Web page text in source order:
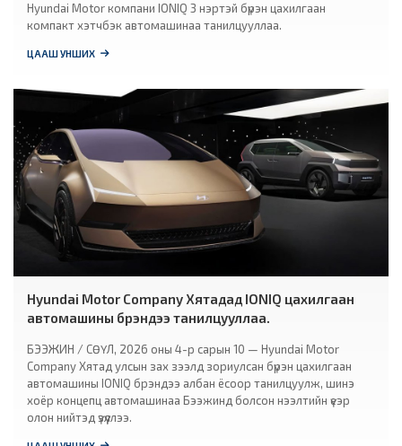
Hyundai Motor компани IONIQ 3 нэртэй бүрэн цахилгаан
компакт хэтчбэк автомашинаа танилцууллаа.
ЦААШ УНШИХ
Hyundai Motor Company Хятадад IONIQ цахилгаан
автомашины брэндээ танилцууллаа.
БЭЭЖИН / СӨҮЛ, 2026 оны 4-р сарын 10 — Hyundai Motor
Company Хятад улсын зах зээлд зориулсан бүрэн цахилгаан
автомашины IONIQ брэндээ албан ёсоор танилцуулж, шинэ
хоёр концепц автомашинаа Бээжинд болсон нээлтийн үеэр
олон нийтэд үзүүллээ.